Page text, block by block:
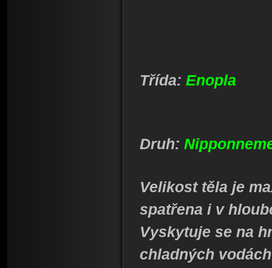
Třída: Enopla
Druh:
Velikost těla je
spatřena i v
Vyskytuje se na
chladných